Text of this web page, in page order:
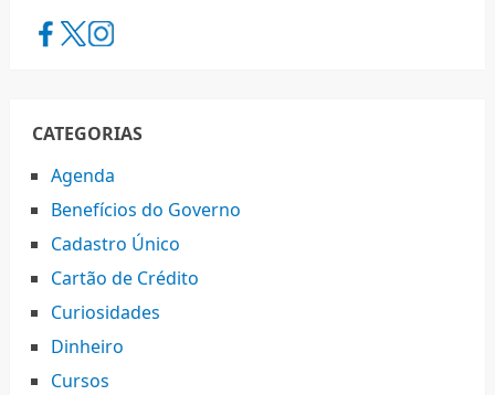
CATEGORIAS
Agenda
Benefícios do Governo
Cadastro Único
Cartão de Crédito
Curiosidades
Dinheiro
Cursos